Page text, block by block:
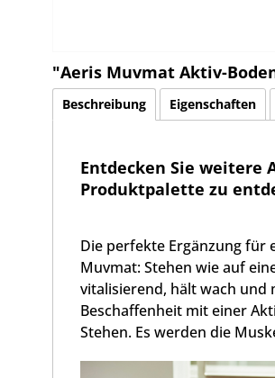
"Aeris Muvmat Aktiv-
Beschreibung Eigenschaften
Entdecken Sie weitere
Produktpalette zu
Die perfekte Ergänzung für
Muvmat: Stehen wie auf
vitalisierend, hält wach und
Beschaffenheit mit einer
Stehen. Es werden die